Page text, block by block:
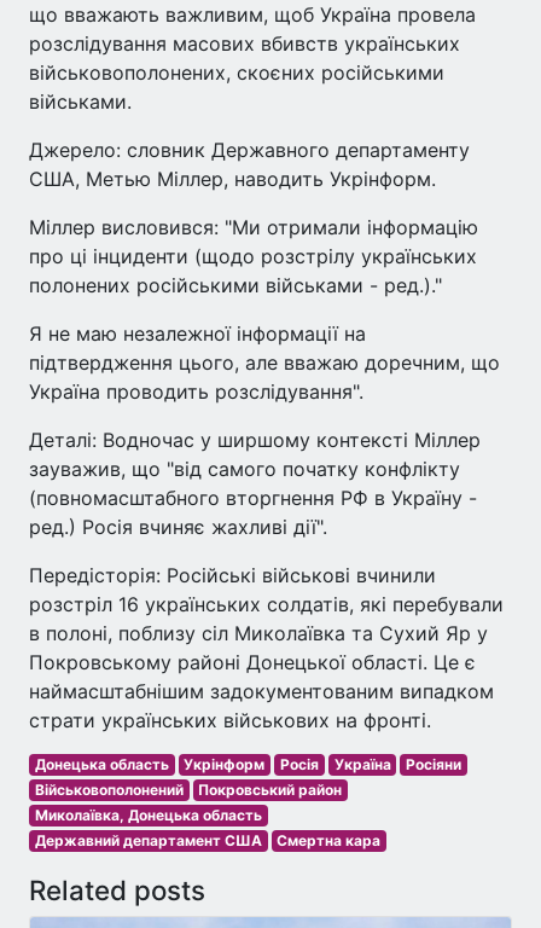
що вважають важливим, щоб Україна провела
розслідування масових вбивств українських
військовополонених, скоєних російськими
військами.
Джерело: словник Державного департаменту
США, Метью Міллер, наводить Укрінформ.
Міллер висловився: "Ми отримали інформацію
про ці інциденти (щодо розстрілу українських
полонених російськими військами - ред.)."
Я не маю незалежної інформації на
підтвердження цього, але вважаю доречним, що
Україна проводить розслідування".
Деталі: Водночас у ширшому контексті Міллер
зауважив, що "від самого початку конфлікту
(повномасштабного вторгнення РФ в Україну -
ред.) Росія вчиняє жахливі дії".
Передісторія: Російські військові вчинили
розстріл 16 українських солдатів, які перебували
в полоні, поблизу сіл Миколаївка та Сухий Яр у
Покровському районі Донецької області. Це є
наймасштабнішим задокументованим випадком
страти українських військових на фронті.
Донецька область Укрінформ Росія Україна
Росіяни
Військовополонений
Покровський район
Миколаївка, Донецька область
Державний департамент США
Смертна кара
Related posts